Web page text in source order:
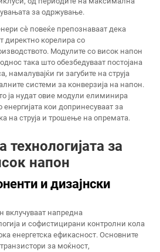
за одржување.
сè повеќе препознаваат дека
директно корелира со
Модулите со висок напон
така што обезбедуваат постојана
намалувајќи ги загубите на струја
системи за конверзија на напон.
ја нудат овие модули елиминира
кои допринесуваат за
на струја и трошење на опремата.
за
напон
и дизајнски
вклучуваат напредна
и софистицирани контролни кола
енергетска ефикасност. Основните
за моќност,